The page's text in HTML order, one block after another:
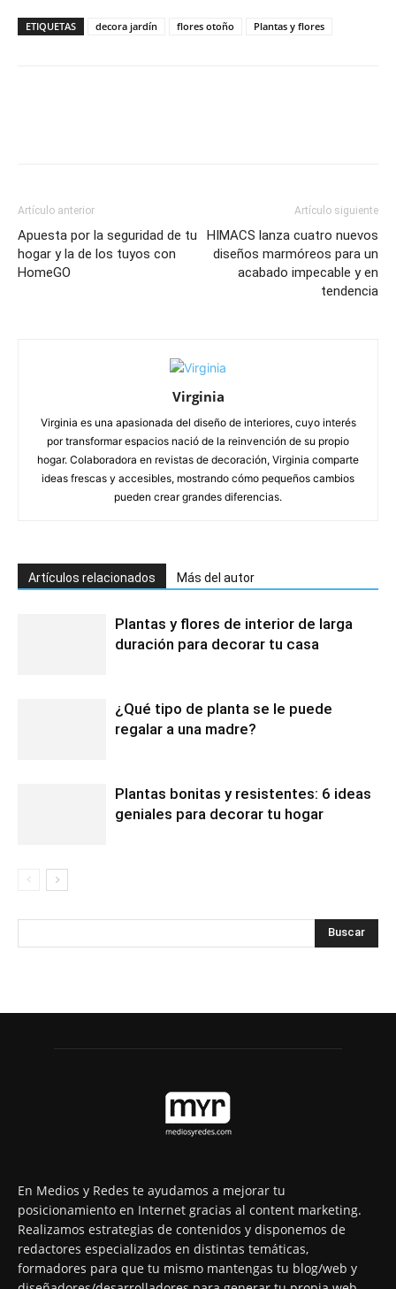
ETIQUETAS decora jardín flores otoño Plantas y flores
Artículo anterior
Apuesta por la seguridad de tu
hogar y la de los tuyos con
HomeGO
Artículo siguiente
HIMACS lanza cuatro nuevos
diseños marmóreos para un
acabado impecable y en
tendencia
Virginia
Virginia es una apasionada del diseño de interiores, cuyo interés
por transformar espacios nació de la reinvención de su propio
hogar. Colaboradora en revistas de decoración, Virginia comparte
ideas frescas y accesibles, mostrando cómo pequeños cambios
pueden crear grandes diferencias.
Artículos relacionados Más del autor
Plantas y flores de interior de larga
duración para decorar tu casa
¿Qué tipo de planta se le puede
regalar a una madre?
Plantas bonitas y resistentes: 6 ideas
geniales para decorar tu hogar
En Medios y Redes te ayudamos a mejorar tu
posicionamiento en Internet gracias al content marketing.
Realizamos estrategias de contenidos y disponemos de
redactores especializados en distintas temáticas,
formadores para que tu mismo mantengas tu blog/web y